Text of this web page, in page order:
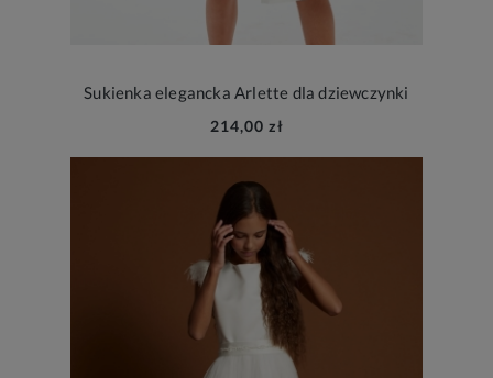
Sukienka elegancka Arlette dla dziewczynki
214,00 zł